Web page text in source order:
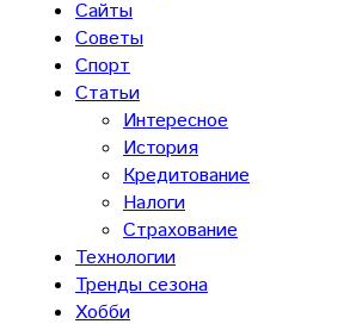
Сайты
Советы
Спорт
Статьи
Интересное
История
Кредитование
Налоги
Страхование
Технологии
Тренды сезона
Хобби